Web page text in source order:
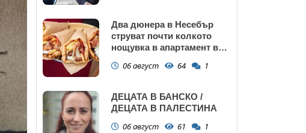
Два дюнера в Несебър
струват почти колкото
нощувка в апартамент в
06 август 64 1
ДЕЦАТА В БАНСКО /
ДЕЦАТА В ПАЛЕСТИНА
06 август 61 1